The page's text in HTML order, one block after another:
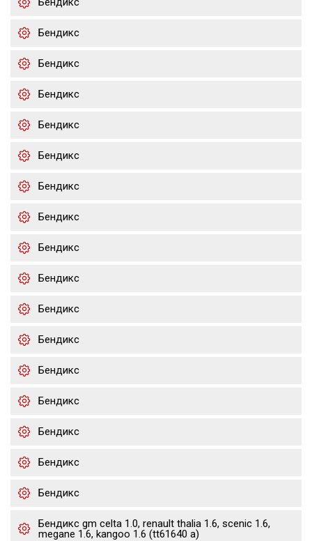
Бендикс
Бендикс
Бендикс
Бендикс
Бендикс
Бендикс
Бендикс
Бендикс
Бендикс
Бендикс
Бендикс
Бендикс
Бендикс
Бендикс
Бендикс
Бендикс
Бендикс gm celta 1.0, renault thalia 1.6, scenic 1.6,
megane 1.6, kangoo 1.6 (tt61640 a)